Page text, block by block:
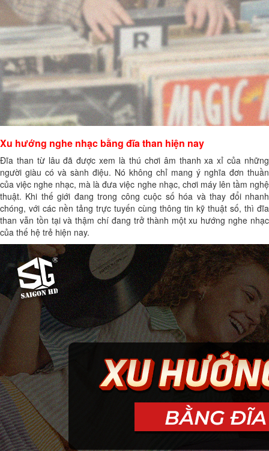
Xu hướng nghe nhạc bằng đĩa than hiện nay
Đĩa than từ lâu đã được xem là thú chơi âm thanh xa xỉ của những
người giàu có và sành điệu. Nó không chỉ mang ý nghĩa đơn thuần
của việc nghe nhạc, mà là đưa việc nghe nhạc, chơi máy lên tầm nghệ
thuật. Khi thế giới đang trong công cuộc số hóa và thay đổi nhanh
chóng, với các nền tảng trực tuyến cùng thông tin kỹ thuật số, thì đĩa
than vẫn tồn tại và thậm chí đang trở thành một xu hướng nghe nhạc
của thế hệ trẻ hiện nay.